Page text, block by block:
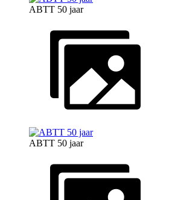
ABTT 50 jaar
ABTT 50 jaar